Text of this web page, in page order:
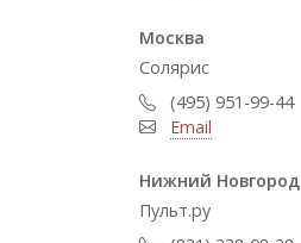
Москва
Cолярис
(495) 951-99-44
Email
Нижний Новгород
Пульт.ру